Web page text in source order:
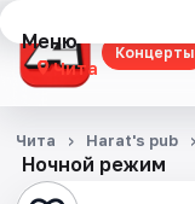
Концерты
Меню
Чита
Концерты
Театр
Ночной режим
Чита Harat's pub